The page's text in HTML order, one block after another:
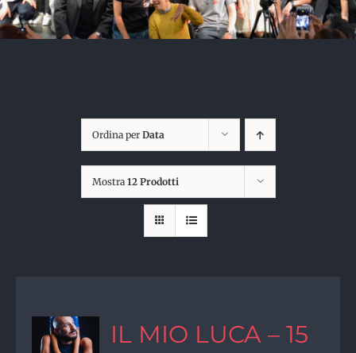
Ordina per Data
Mostra 12 Prodotti
IL MIO LUCA – 15